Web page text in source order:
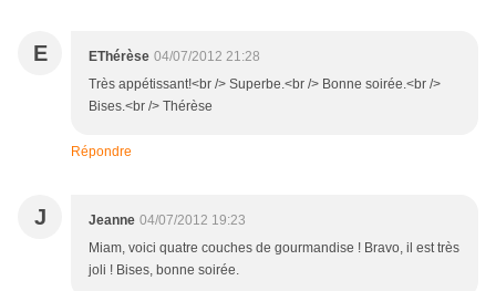
E EThérèse 04/07/2012 21:28
Très appétissant!<br /> Superbe.<br /> Bonne soirée.<br />
Bises.<br /> Thérèse
Répondre
J Jeanne 04/07/2012 19:23
Miam, voici quatre couches de gourmandise ! Bravo, il est très
joli ! Bises, bonne soirée.